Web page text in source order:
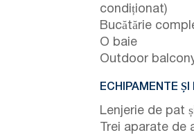
condiționat)
Bucătărie
O baie
Outdoor
ECHIPAMENTE
Lenjerie de pat
Trei aparate de